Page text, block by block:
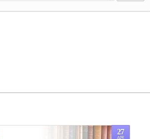
27
APR